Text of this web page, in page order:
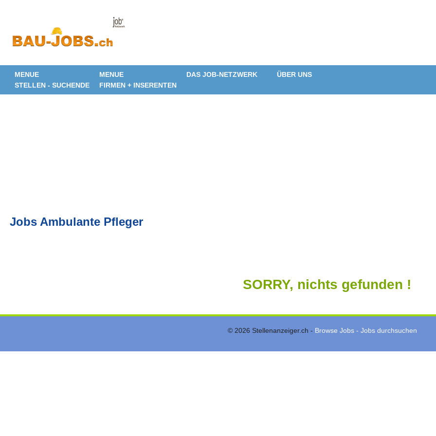
MENUE
STELLEN - SUCHENDE
MENUE
FIRMEN + INSERENTEN
DAS JOB-NETZWERK ÜBER UNS
Jobs Ambulante Pfleger
SORRY, nichts gefunden !
© 2026 Stellenanzeiger.ch - Browse Jobs - Jobs durchsuchen